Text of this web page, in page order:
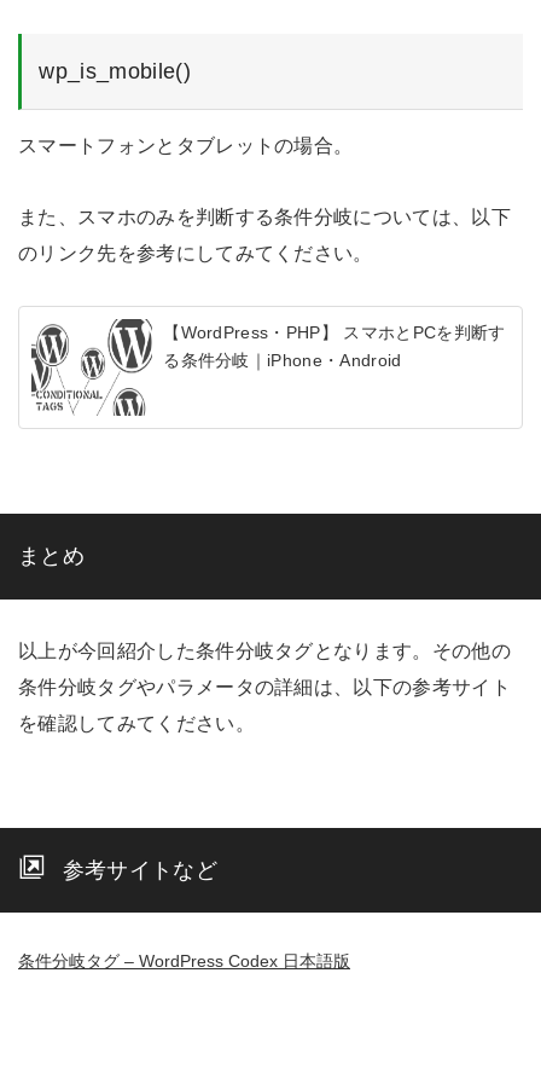
wp_is_mobile()
スマートフォンとタブレットの場合。
また、スマホのみを判断する条件分岐については、以下
のリンク先を参考にしてみてください。
【WordPress・PHP】 スマホとPCを判断す
る条件分岐｜iPhone・Android
まとめ
以上が今回紹介した条件分岐タグとなります。その他の
条件分岐タグやパラメータの詳細は、以下の参考サイト
を確認してみてください。
参考サイトなど
条件分岐タグ – WordPress Codex 日本語版